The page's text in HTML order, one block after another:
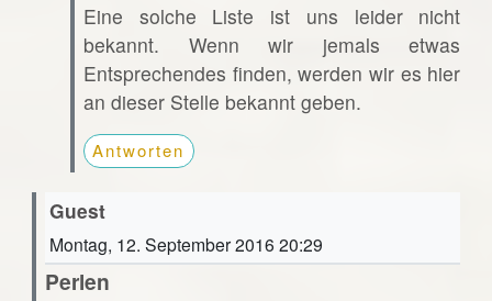
Eine solche Liste ist uns leider nicht
bekannt. Wenn wir jemals etwas
Entsprechendes finden, werden wir es hier
an dieser Stelle bekannt geben.
Antworten
Guest
Montag, 12. September 2016 20:29
Perlen